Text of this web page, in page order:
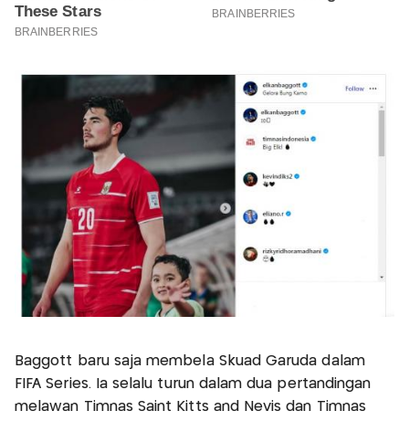
Baggott baru saja membela Skuad Garuda dalam
FIFA Series. Ia selalu turun dalam dua pertandingan
melawan Timnas Saint Kitts and Nevis dan Timnas